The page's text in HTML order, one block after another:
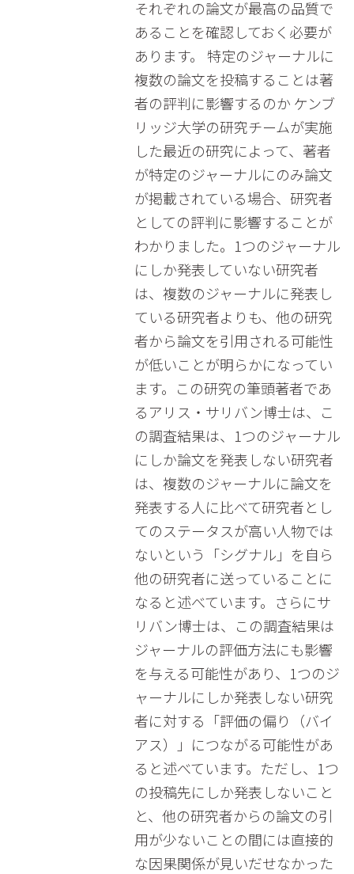
それぞれの論文が最高の品質で
あることを確認しておく必要が
あります。 特定のジャーナルに
複数の論文を投稿することは著
者の評判に影響するのか ケンブ
リッジ大学の研究チームが実施
した最近の研究によって、著者
が特定のジャーナルにのみ論文
が掲載されている場合、研究者
としての評判に影響することが
わかりました。1つのジャーナル
にしか発表していない研究者
は、複数のジャーナルに発表し
ている研究者よりも、他の研究
者から論文を引用される可能性
が低いことが明らかになってい
ます。この研究の筆頭著者であ
るアリス・サリバン博士は、こ
の調査結果は、1つのジャーナル
にしか論文を発表しない研究者
は、複数のジャーナルに論文を
発表する人に比べて研究者とし
てのステータスが高い人物では
ないという「シグナル」を自ら
他の研究者に送っていることに
なると述べています。さらにサ
リバン博士は、この調査結果は
ジャーナルの評価方法にも影響
を与える可能性があり、1つのジ
ャーナルにしか発表しない研究
者に対する「評価の偏り（バイ
アス）」につながる可能性があ
ると述べています。ただし、1つ
の投稿先にしか発表しないこと
と、他の研究者からの論文の引
用が少ないことの間には直接的
な因果関係が見いだせなかった